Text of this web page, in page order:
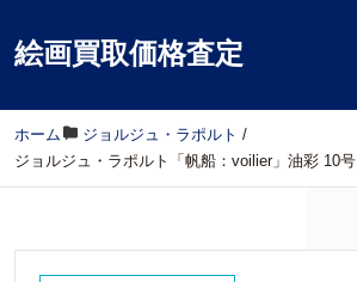
絵画買取価格査定
ホーム / ジョルジュ・ラポルト /
ジョルジュ・ラポルト「帆船：voilier」油彩 10号